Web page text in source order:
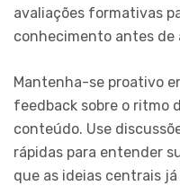
avaliações formativas
conhecimento antes de
Mantenha-se proativo
feedback sobre o ritmo
conteúdo. Use
rápidas para entender
que as ideias centrais